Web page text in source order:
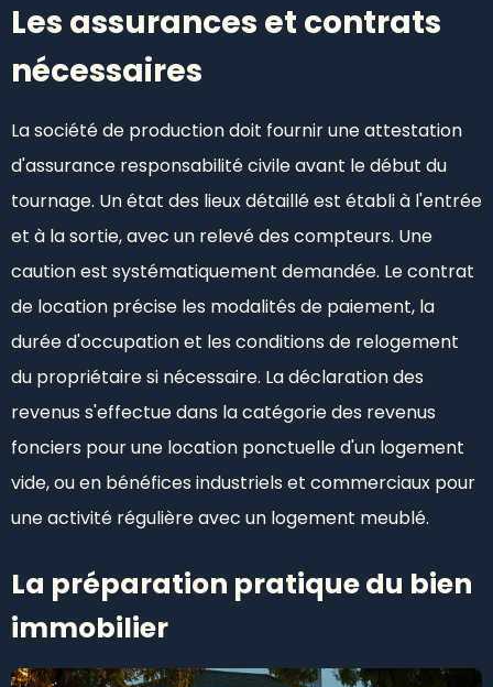
Les assurances et contrats
nécessaires
La société de production doit fournir une attestation
d'assurance responsabilité civile avant le début du
tournage. Un état des lieux détaillé est établi à l'entrée
et à la sortie, avec un relevé des compteurs. Une
caution est systématiquement demandée. Le contrat
de location précise les modalités de paiement, la
durée d'occupation et les conditions de relogement
du propriétaire si nécessaire. La déclaration des
revenus s'effectue dans la catégorie des revenus
fonciers pour une location ponctuelle d'un logement
vide, ou en bénéfices industriels et commerciaux pour
une activité régulière avec un logement meublé.
La préparation pratique du bien
immobilier